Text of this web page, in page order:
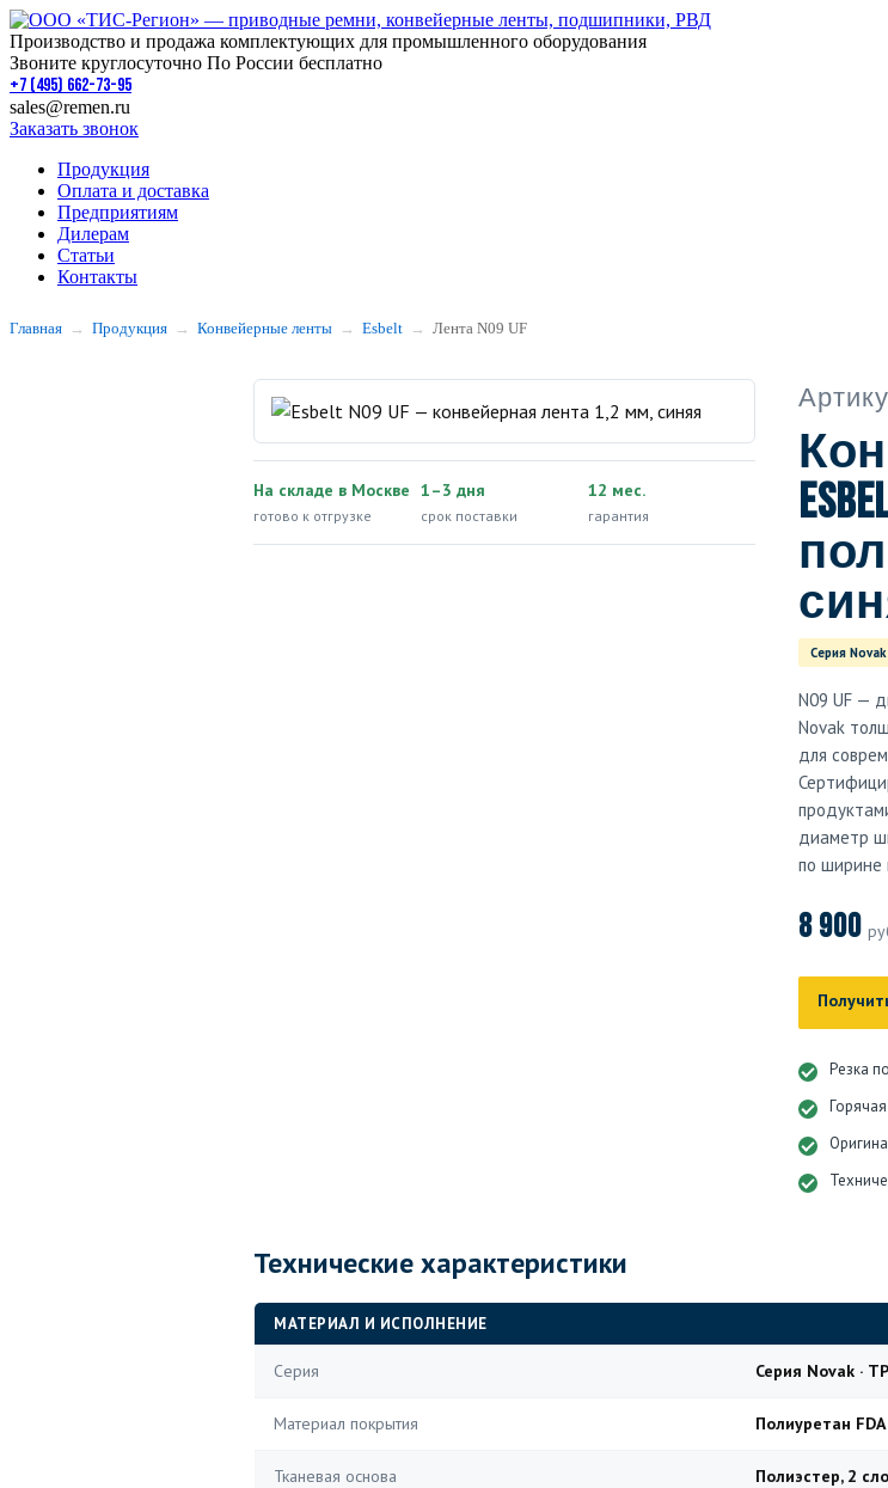
Производство и продажа комплектующих для промышленного оборудования
Звоните круглосуточно По России бесплатно
+7 (495) 662-73-95
sales@remen.ru
Заказать звонок
Продукция
Оплата и доставка
Предприятиям
Дилерам
Статьи
Контакты
Главная Продукция Конвейерные ленты Esbelt Лента N09 UF
На складе в Москве
готово к отгрузке
1–3 дня
срок поставки
12 мес.
гарантия
Серия
N09 UF —
Novak
для
диаметр
по ширине
8 900
Резка
Технические характеристики
МАТЕРИАЛ И ИСПОЛНЕНИЕ
Серия Серия Novak ·
Материал покрытия Полиуретан
Тканевая основа Полиэстер, 2